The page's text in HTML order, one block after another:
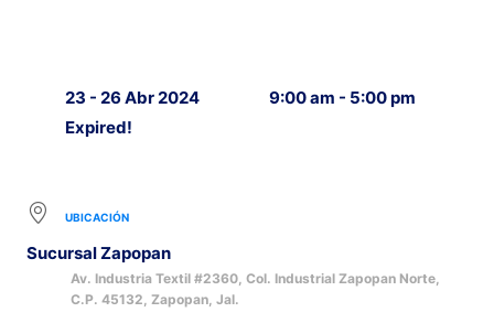
23 - 26 Abr 2024
Expired!
9:00 am - 5:00 pm
UBICACIÓN
Sucursal Zapopan
Av. Industria Textil #2360, Col. Industrial Zapopan Norte,
C.P. 45132, Zapopan, Jal.